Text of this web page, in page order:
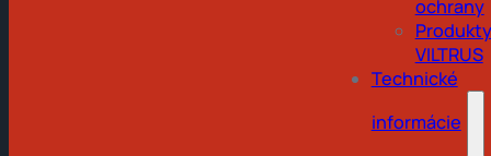
ochrany
Produkty
VILTRUS
Technické
informácie